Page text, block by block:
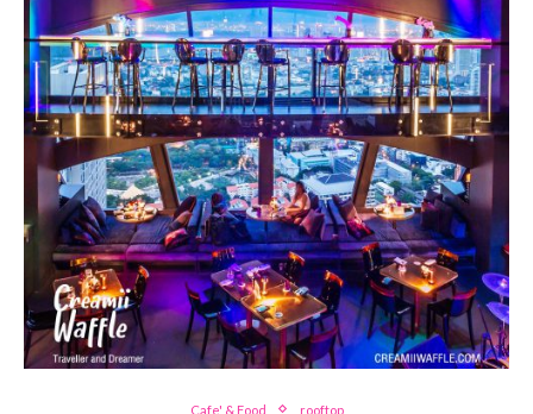
Cafe' & Food rooftop